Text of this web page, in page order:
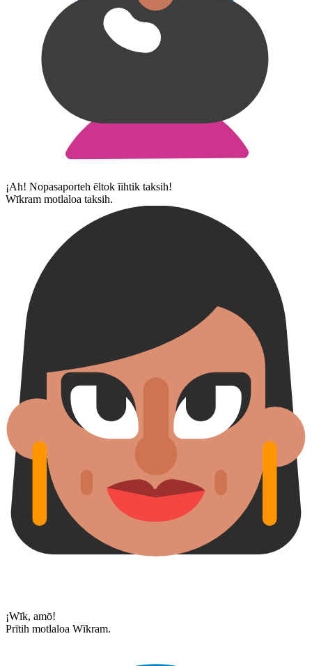
¡Ah! Nopasaporteh ēltok īihtik taksih!
Wīkram motlaloa taksih.
¡Wīk, amō!
Prītih motlaloa Wīkram.